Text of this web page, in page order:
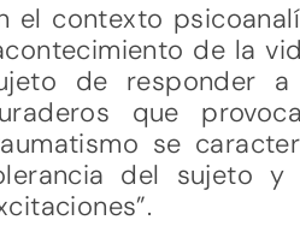
el contexto
de la
de responder
que
se
del sujeto y